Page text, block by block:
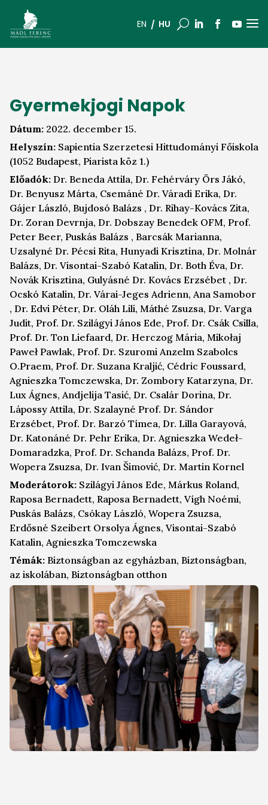
EN HU U a
Gyermekjogi Napok
Dátum: 2022. december 15.
Helyszín: Sapientia Szerzetesi Hittudományi Főiskola
(1052 Budapest, Piarista köz 1.)
Előadók: Dr. Beneda Attila, Dr. Fehérváry Örs Jákó,
Dr. Benyusz Márta, Csemáné Dr. Váradi Erika, Dr.
Gájer László, Bujdosó Balázs , Dr. Rihay-Kovács Zita,
Dr. Zoran Devrnja, Dr. Dobszay Benedek OFM, Prof.
Peter Beer, Puskás Balázs , Barcsák Marianna,
Uzsalyné Dr. Pécsi Rita, Hunyadi Krisztina, Dr. Molnár
Balázs, Dr. Visontai-Szabó Katalin, Dr. Both Éva, Dr.
Novák Krisztina, Gulyásné Dr. Kovács Erzsébet , Dr.
Ocskó Katalin, Dr. Várai-Jeges Adrienn, Ana Samobor
, Dr. Edvi Péter, Dr. Oláh Lili, Máthé Zsuzsa, Dr. Varga
Judit, Prof. Dr. Szilágyi János Ede, Prof. Dr. Csák Csilla,
Prof. Dr. Ton Liefaard, Dr. Herczog Mária, Mikołaj
Paweł Pawlak, Prof. Dr. Szuromi Anzelm Szabolcs
O.Praem, Prof. Dr. Suzana Kraljić, Cédric Foussard,
Agnieszka Tomczewska, Dr. Zombory Katarzyna, Dr.
Lux Ágnes, Andjelija Tasić, Dr. Csalár Dorina, Dr.
Lápossy Attila, Dr. Szalayné Prof. Dr. Sándor
Erzsébet, Prof. Dr. Barzó Tímea, Dr. Lilla Garayová,
Dr. Katonáné Dr. Pehr Erika, Dr. Agnieszka Wedeł-
Domaradzka, Prof. Dr. Schanda Balázs, Prof. Dr.
Wopera Zsuzsa, Dr. Ivan Šimović, Dr. Martin Kornel
Moderátorok: Szilágyi János Ede, Márkus Roland,
Raposa Bernadett, Raposa Bernadett, Vígh Noémi,
Puskás Balázs, Csókay László, Wopera Zsuzsa,
Erdősné Szeibert Orsolya Ágnes, Visontai-Szabó
Katalin, Agnieszka Tomczewska
Témák: Biztonságban az egyházban, Biztonságban,
az iskolában, Biztonságban otthon